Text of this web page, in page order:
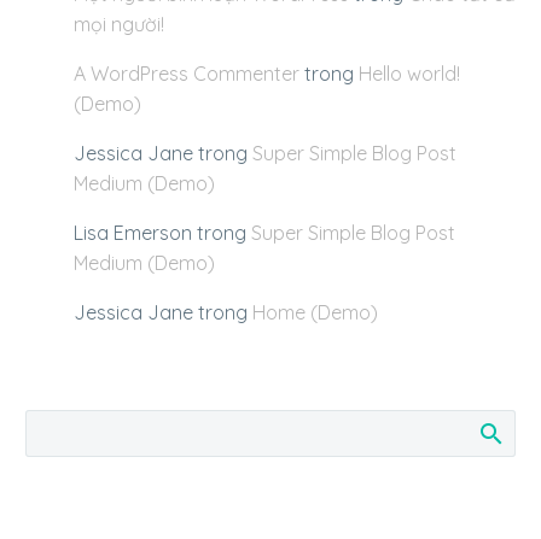
mọi người!
A WordPress Commenter trong Hello world!
(Demo)
Jessica Jane trong Super Simple Blog Post
Medium (Demo)
Lisa Emerson trong Super Simple Blog Post
Medium (Demo)
Jessica Jane trong Home (Demo)